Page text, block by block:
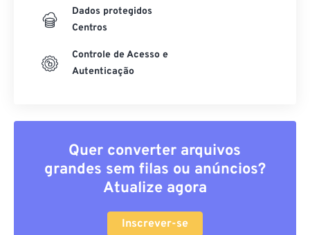
Dados protegidos
Centros
Controle de Acesso e
Autenticação
Quer converter arquivos
grandes sem filas ou anúncios?
Atualize agora
Inscrever-se